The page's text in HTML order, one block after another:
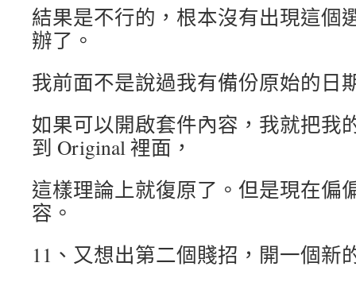
結果是不行的，根本沒有出現這個
辦了。
我前面不是說過我有備份原始的日
如果可以開啟套件內容，我就把我
到 Original 裡面，
這樣理論上就復原了。但是現在偏
容。
11、又想出第二個賤招，開一個新